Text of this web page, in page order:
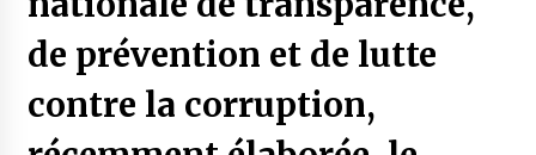
de prévention et de lutte
contre la corruption,